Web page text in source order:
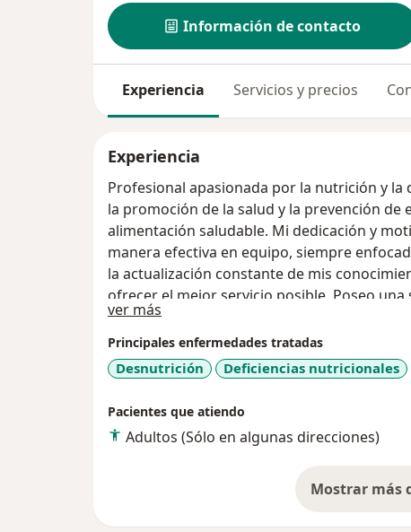
Información de contacto
Experiencia Servicios y precios
Experiencia
Profesional apasionada por la nutrición y
la promoción de la salud y la prevención de
alimentación saludable. Mi dedicación y
manera efectiva en equipo, siempre
la actualización constante de mis
ofrecer el mejor servicio posible. Poseo
por la salud preventiva, lo que me prepara
manera significativa a cualquier equipo de
ver más
Principales enfermedades tratadas
Desnutrición Deficiencias nutricionales
Pacientes que atiendo
Adultos (Sólo en algunas direcciones)
Mostrar más